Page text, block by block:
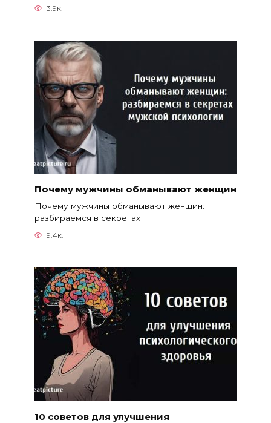
3.9к.
Почему мужчины обманывают женщин
Почему мужчины обманывают женщин:
разбираемся в секретах
9.4к.
10 советов для улучшения